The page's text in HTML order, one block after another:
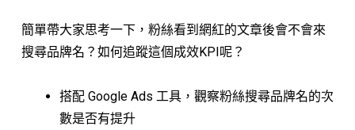
簡單帶大家思考一下，粉絲看到網紅的文章後會不會來
搜尋品牌名？如何追蹤這個成效KPI呢？
搭配 Google Ads 工具，觀察粉絲搜尋品牌名的次
數是否有提升